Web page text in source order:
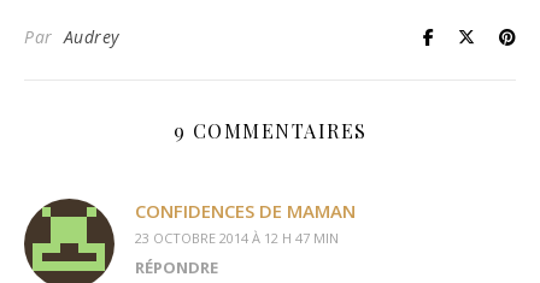
ParAudrey
9 COMMENTAIRES
CONFIDENCES DE MAMAN
23 OCTOBRE 2014 À 12 H 47 MIN
RÉPONDRE